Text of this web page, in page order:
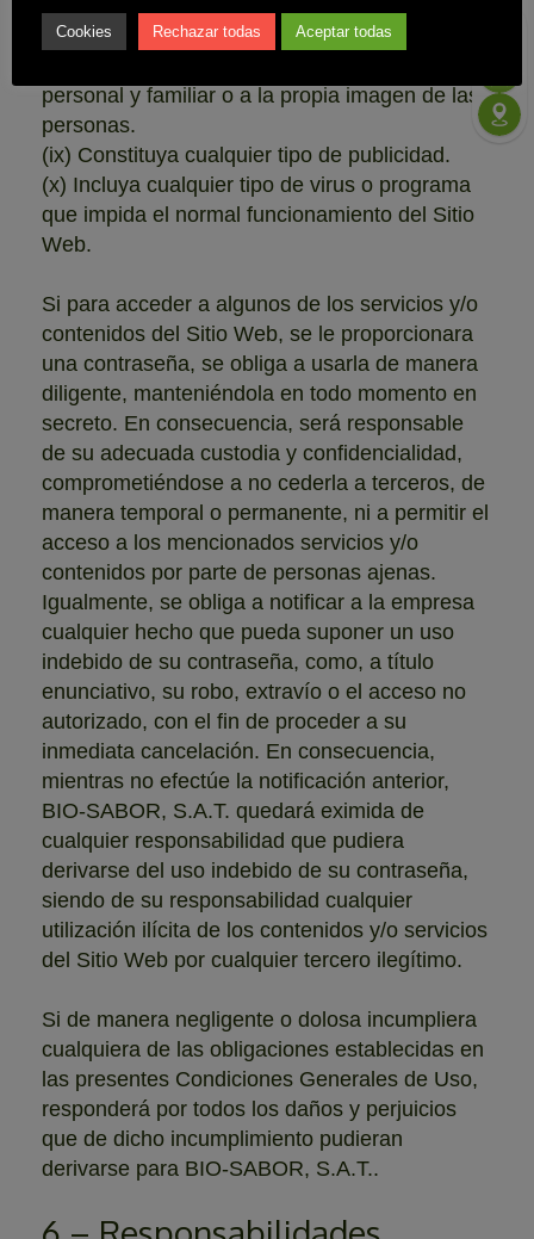
que se pretenda realizar.
personal y familiar o a la propia imagen de las
personas.
(ix) Constituya cualquier tipo de publicidad.
(x) Incluya cualquier tipo de virus o programa
que impida el normal funcionamiento del Sitio
Web.
Si para acceder a algunos de los servicios y/o
contenidos del Sitio Web, se le proporcionara
una contraseña, se obliga a usarla de manera
diligente, manteniéndola en todo momento en
secreto. En consecuencia, será responsable
de su adecuada custodia y confidencialidad,
comprometiéndose a no cederla a terceros, de
manera temporal o permanente, ni a permitir el
acceso a los mencionados servicios y/o
contenidos por parte de personas ajenas.
Igualmente, se obliga a notificar a la empresa
cualquier hecho que pueda suponer un uso
indebido de su contraseña, como, a título
enunciativo, su robo, extravío o el acceso no
autorizado, con el fin de proceder a su
inmediata cancelación. En consecuencia,
mientras no efectúe la notificación anterior,
BIO-SABOR, S.A.T. quedará eximida de
cualquier responsabilidad que pudiera
derivarse del uso indebido de su contraseña,
siendo de su responsabilidad cualquier
utilización ilícita de los contenidos y/o servicios
del Sitio Web por cualquier tercero ilegítimo.
Si de manera negligente o dolosa incumpliera
cualquiera de las obligaciones establecidas en
las presentes Condiciones Generales de Uso,
responderá por todos los daños y perjuicios
que de dicho incumplimiento pudieran
derivarse para BIO-SABOR, S.A.T..
Cookies Rechazar todas Aceptar todas